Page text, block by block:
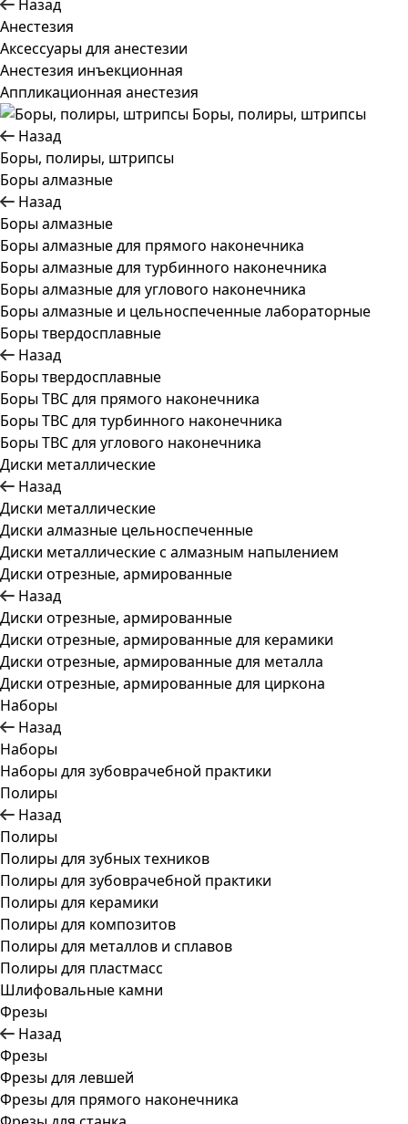
Назад
Анестезия
Аксессуары для анестезии
Анестезия инъекционная
Аппликационная анестезия
Боры, полиры, штрипсы
Назад
Боры, полиры, штрипсы
Боры алмазные
Назад
Боры алмазные
Боры алмазные для прямого наконечника
Боры алмазные для турбинного наконечника
Боры алмазные для углового наконечника
Боры алмазные и цельноспеченные лабораторные
Боры твердосплавные
Назад
Боры твердосплавные
Боры ТВС для прямого наконечника
Боры ТВС для турбинного наконечника
Боры ТВС для углового наконечника
Диски металлические
Назад
Диски металлические
Диски алмазные цельноспеченные
Диски металлические с алмазным напылением
Диски отрезные, армированные
Назад
Диски отрезные, армированные
Диски отрезные, армированные для керамики
Диски отрезные, армированные для металла
Диски отрезные, армированные для циркона
Наборы
Назад
Наборы
Наборы для зубоврачебной практики
Полиры
Назад
Полиры
Полиры для зубных техников
Полиры для зубоврачебной практики
Полиры для керамики
Полиры для композитов
Полиры для металлов и сплавов
Полиры для пластмасс
Шлифовальные камни
Фрезы
Назад
Фрезы
Фрезы для левшей
Фрезы для прямого наконечника